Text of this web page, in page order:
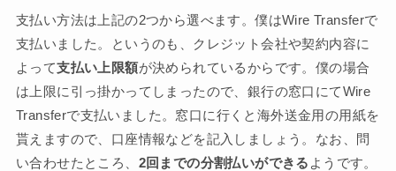
支払い方法は上記の2つから選べます。僕はWire Transferで
支払いました。というのも、クレジット会社や契約内容に
よって支払い上限額が決められているからです。僕の場合
は上限に引っ掛かってしまったので、銀行の窓口にてWire
Transferで支払いました。窓口に行くと海外送金用の用紙を
貰えますので、口座情報などを記入しましょう。なお、問
い合わせたところ、 2回までの分割払いができる ようです。